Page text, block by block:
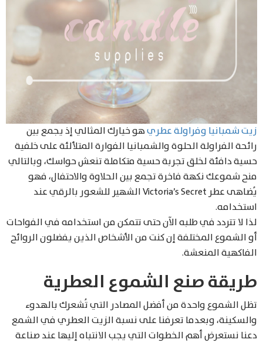
زيت شمبانيا وفراولة عطريهو خيارك المثالي إذ يجمع بين
رائحة الفراولة الحلوة والشمبانيا الفوارة المتلألئة على خلفية
حسية دافئة لخلق تجربة حسية متكاملة تنعش حواسك، وبالتالي
منح شموعك نكهة فاخرة تجمع بين الحلاوة والاحتفال، فهو
يُضاهى عطر Victoria’s Secret الشهير للشعور بالرقي عند
استخدامه.
لذا لا تتردد في طلبه الآن حتى تتمكن من استخدامه في الفواحات
أو الشموع المختلفة إن كنت من الأشخاص الذين يفضلون الروائح
الفاكهية المنعشة.
طريقة صنع الشموع العطرية
تظل الشموع واحدة من أفضل المصادر التي تُشعرك بالهدوء
والسكينة، وبعدما تعرفنا على نسبة الزيت العطري في الشمع
دعنا نستعرض أهم الخطوات التي يجب الانتباه إليها عند صناعة